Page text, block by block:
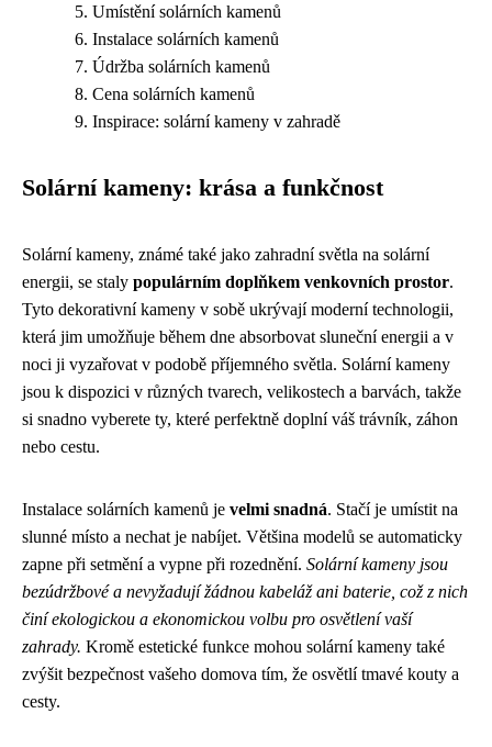
Umístění solárních kamenů
Instalace solárních kamenů
Údržba solárních kamenů
Cena solárních kamenů
Inspirace: solární kameny v zahradě
Solární kameny: krása a funkčnost
Solární kameny, známé také jako zahradní světla na solární
energii, se staly populárním doplňkem venkovních prostor.
Tyto dekorativní kameny v sobě ukrývají moderní technologii,
která jim umožňuje během dne absorbovat sluneční energii a v
noci ji vyzařovat v podobě příjemného světla. Solární kameny
jsou k dispozici v různých tvarech, velikostech a barvách, takže
si snadno vyberete ty, které perfektně doplní váš trávník, záhon
nebo cestu.
Instalace solárních kamenů je velmi snadná. Stačí je umístit na
slunné místo a nechat je nabíjet. Většina modelů se automaticky
zapne při setmění a vypne při rozednění. Solární kameny jsou
bezúdržbové a nevyžadují žádnou kabeláž ani baterie, což z nich
činí ekologickou a ekonomickou volbu pro osvětlení vaší
zahrady. Kromě estetické funkce mohou solární kameny také
zvýšit bezpečnost vašeho domova tím, že osvětlí tmavé kouty a
cesty.